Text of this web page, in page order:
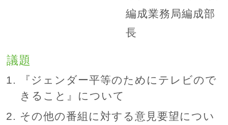
編成業務局編成部
長
議題
『ジェンダー平等のためにテレビので
きること』について
その他の番組に対する意見要望につい